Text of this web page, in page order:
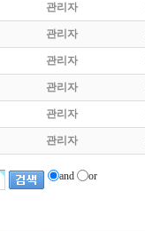
관리자
관리자
관리자
관리자
관리자
관리자
and or